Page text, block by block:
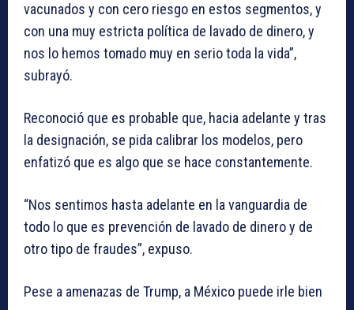
vacunados y con cero riesgo en estos segmentos, y
con una muy estricta política de lavado de dinero, y
nos lo hemos tomado muy en serio toda la vida”,
subrayó.
Reconoció que es probable que, hacia adelante y tras
la designación, se pida calibrar los modelos, pero
enfatizó que es algo que se hace constantemente.
“Nos sentimos hasta adelante en la vanguardia de
todo lo que es prevención de lavado de dinero y de
otro tipo de fraudes”, expuso.
Pese a amenazas de Trump, a México puede irle bien